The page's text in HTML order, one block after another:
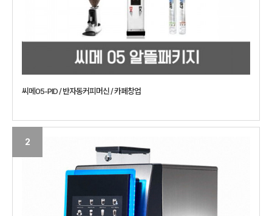
씨메05-PID / 반자동커피머신 / 카페창업
2